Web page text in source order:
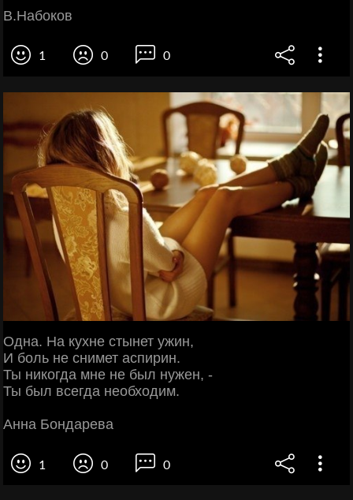
В.Набоков
1 0 0
Одна. На кухне стынет ужин,
И боль не снимет аспирин.
Ты никогда мне не был нужен, -
Ты был всегда необходим.
Анна Бондарева
1 0 0